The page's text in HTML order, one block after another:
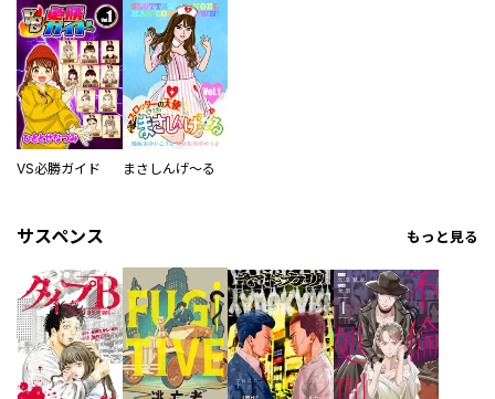
VS必勝ガイド まさしんげ～る
サスペンス もっと見る